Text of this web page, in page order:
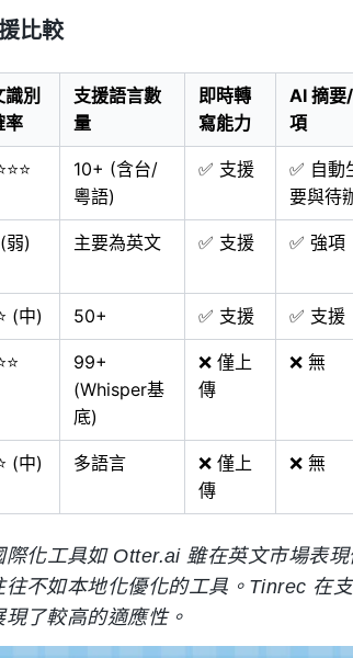
比較
別
率
支援語言數
量
即時轉
寫能力
AI 摘要
項
10+ (含台/
粵語)
✅ 支援
✅ 自動
要與待
(弱) 主要為英文 ✅ 支援 ✅ 強項
(中) 50+ ✅ 支援 ✅ 支援
99+
(Whisper基
底)
❌ 僅上
傳
❌ 無
(中) 多語言
❌ 僅上
傳
❌ 無
際化工具如 Otter.ai 雖在英文市場表
往不如本地化優化的工具。Tinrec 在
了較高的適應性。